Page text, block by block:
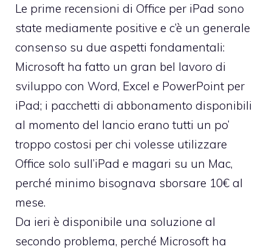
Le prime recensioni di Office per iPad sono
state mediamente positive e c’è un generale
consenso su due aspetti fondamentali:
Microsoft ha fatto un gran bel lavoro di
sviluppo con Word, Excel e PowerPoint per
iPad; i pacchetti di abbonamento disponibili
al momento del lancio erano tutti un po’
troppo costosi per chi volesse utilizzare
Office solo sull’iPad e magari su un Mac,
perché minimo bisognava sborsare 10€ al
mese.
Da ieri è disponibile una soluzione al
secondo problema, perché Microsoft ha